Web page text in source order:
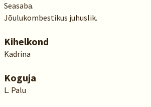
Seasaba.
Jõulukombestikus juhuslik.
Kihelkond
Kadrina
Koguja
L. Palu